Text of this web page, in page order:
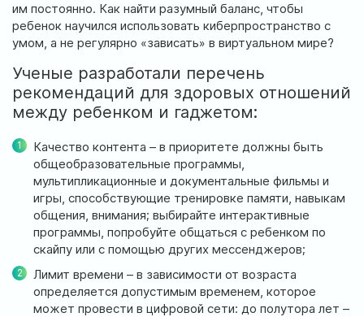
Мы работаем:
Пн-Пт: 8:00-19:00
Сб: 8:00-18:00
Вс: 9:00-17:00
Мы в соц. сетях
им постоянно. Как найти разумный баланс, чтобы
ребенок научился использовать киберпространство с
умом, а не регулярно «зависать» в виртуальном мире?
Ученые разработали перечень
рекомендаций для здоровых отношений
между ребенком и гаджетом:
Качество контента – в приоритете должны быть
общеобразовательные программы,
мультипликационные и документальные фильмы и
игры, способствующие тренировке памяти, навыкам
общения, внимания; выбирайте интерактивные
программы, попробуйте общаться с ребенком по
скайпу или с помощью других мессенджеров;
Лимит времени – в зависимости от возраста
определяется допустимым временем, которое
может провести в цифровой сети: до полутора лет –